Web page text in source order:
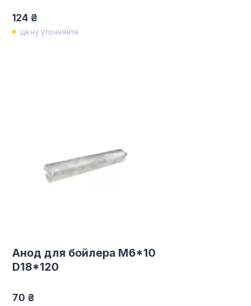
124 ₴
Цену уточняйте
Анод для бойлера M6*10
D18*120
70 ₴